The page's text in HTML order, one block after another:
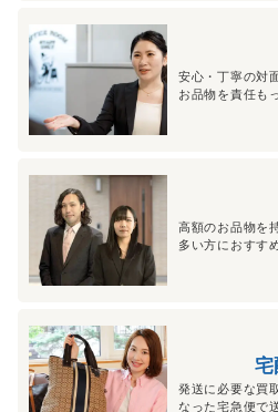
安心・丁寧の対
お品物を責任も
高額のお品物を
多い方におすす
宅
発送に必要な買
なった宅急便で